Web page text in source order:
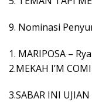
9. Nominasi
1. MARIPOSA –
2.MEKAH I’M
3.SABAR INI